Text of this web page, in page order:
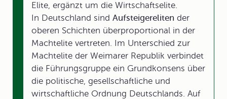
Elite, ergänzt um die Wirtschaftselite.
In Deutschland sind Aufsteigereliten der
oberen Schichten überproportional in der
Machtelite vertreten. Im Unterschied zur
Machtelite der Weimarer Republik verbindet
die Führungsgruppe ein Grundkonsens über
die politische, gesellschaftliche und
wirtschaftliche Ordnung Deutschlands. Auf